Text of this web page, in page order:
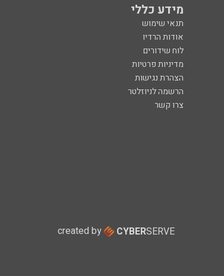
מידע כללי
תנאי שימוש
אודות הרדיו
לוח שידורים
מדיניות פרטיות
הצהרת נגישות
הרשמה לניוזלטר
צרו קשר
created by CYBERSERVE